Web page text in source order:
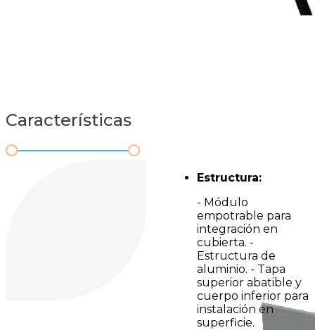
Características
Estructura:
- Módulo
empotrable para
integración en
cubierta. -
Estructura de
aluminio. - Tapa
superior abatible y
cuerpo inferior para
instalación en
superficie.